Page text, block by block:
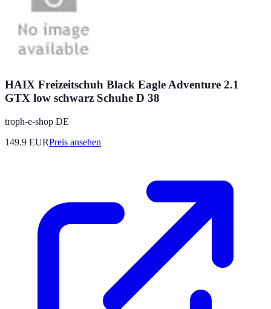
HAIX Freizeitschuh Black Eagle Adventure 2.1
GTX low schwarz Schuhe D 38
troph-e-shop DE
149.9 EURPreis ansehen